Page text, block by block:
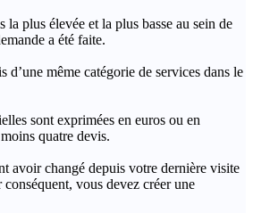
plus élevée et la plus basse au sein de
a été faite.
même catégorie de services dans le
sont exprimées en euros ou en
quatre devis.
avoir changé depuis votre dernière visite
vous devez créer une